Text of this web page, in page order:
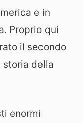
e in
Proprio qui
il secondo
storia della
enormi